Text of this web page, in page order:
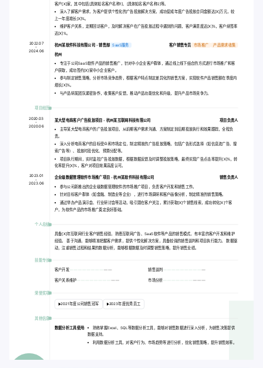
客户[X]家，其中包括[具体知名客户名称1]、[具体知名客户名称2]等。
深入了解客户需求，为客户提供个性化的广告投放解决方案，成功促成年度广告投放合同金额达[X]万元，较
上一年度增长[X]%。
维护客户关系，定期回访客户，及时解决客户在广告投放过程中遇到的问题，客户满意度达[X]%，客户续签率
达[X]%。
2022.07
-
2024.06
杭州某软件科技有限公司 - 销售部 SaaS服务 客户销售专员 市场推广
产品需求收集
杭州
专注于公司SaaS软件产品的销售推广，针对中小企业客户群体，通过线上线下结合的方式进行市场推广和客
户获取，成功签约[X]家中小企业客户。
参与制定销售策略，分析市场竞争态势，根据客户特点制定差异化的销售方案，实现软件产品销售额在季度内
增长[X]%。
与产品研发团队紧密协作，收集客户反馈，推动产品功能优化和升级，提升产品市场竞争力。
项目经历
2020.03
-
2020.06
某大型电商客户广告投放项目 - 杭州某互联网科技有限公司 项目负责人
主导某大型电商客户的广告投放项目，从前期客户需求沟通、方案制定到后期投放执行和效果跟踪，全程负
责。
深入分析电商客户的目标受众和市场定位，制定精准的广告投放策略，包括广告形式选择（如信息流广告、搜
索广告等）、投放时段优化、预算分配等。
项目执行期间，实时监控广告投放数据，根据数据反馈及时调整投放策略，最终实现广告点击率提升[X]%，转
化率提升[X]%，客户对项目效果高度认可。
2023.01
-
2023.06
企业级数据管理软件市场推广项目 - 杭州某软件科技有限公司
销售负责人
参与公司新推出的企业级数据管理软件的市场推广项目，负责客户开发和销售工作。
针对目标客户群体（如金融、制造业等企业），进行市场调研和客户画像分析，制定精准的销售策略。
通过举办产品演示会、行业研讨会等活动，吸引潜在客户关注，累计获取[X]个销售线索，成功转化[X]个客
户，为软件产品的市场推广奠定良好基础。
个人总结
具备[X]年互联网行业客户销售经验，熟悉互联网广告、SaaS软件等产品的销售模式，有丰富的客户开发和维护
经验。 善于沟通，能够精准把握客户需求，提供个性化解决方案，具备较强的销售谈判和项目执行能力。 数据驱
动，注重销售过程和结果的数据分析，能够根据数据及时调整销售策略，提升销售业绩。
技能专长
客户开发 销售谈判
客户关系维护 市场分析
荣誉奖项
2021年度公司销售冠军 2023年度优秀员工
其他信息
数据分析工具使用:
熟练掌握Excel、SQL等数据分析工具，能够对销售数据进行深入分析，为销售决策提供
数据支持。
利用数据分析工具，对客户行为、市场趋势等进行分析，优化销售策略，提升销售效率。